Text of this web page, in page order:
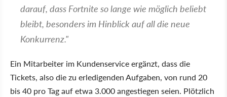
darauf, dass Fortnite so lange wie möglich beliebt
bleibt, besonders im Hinblick auf all die neue
Konkurrenz."
Ein Mitarbeiter im Kundenservice ergänzt, dass die
Tickets, also die zu erledigenden Aufgaben, von rund 20
bis 40 pro Tag auf etwa 3.000 angestiegen seien. Plötzlich